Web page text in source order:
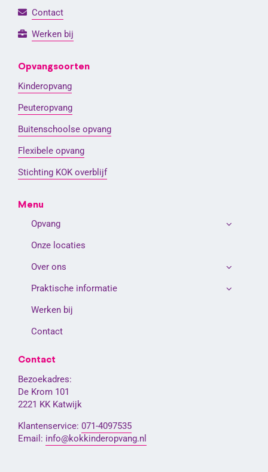
Contact
Werken bij
Opvangsoorten
Kinderopvang
Peuteropvang
Buitenschoolse opvang
Flexibele opvang
Stichting KOK overblijf
Menu
Opvang
Onze locaties
Over ons
Praktische informatie
Werken bij
Contact
Contact
Bezoekadres:
De Krom 101
2221 KK Katwijk
Klantenservice: 071-4097535
Email: info@kokkinderopvang.nl